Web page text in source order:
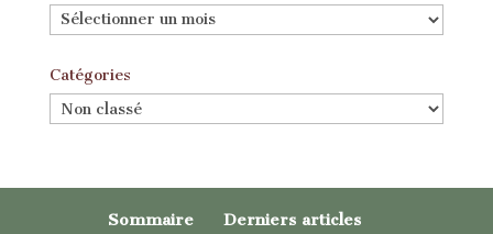
Archives
Catégories
Catégories
Sommaire
Derniers articles